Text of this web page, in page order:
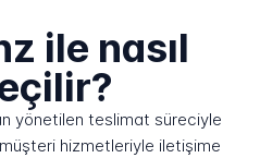
ile nasıl
yönetilen teslimat süreciyle
hizmetleriyle iletişime